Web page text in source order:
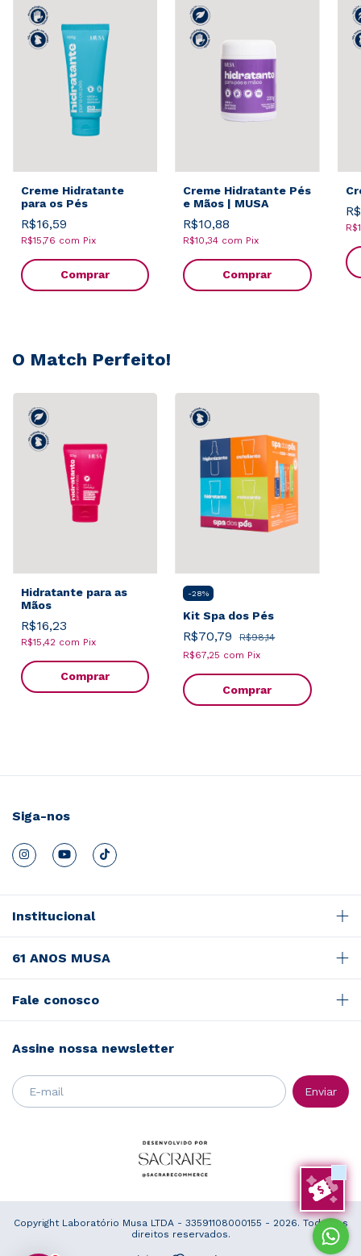
Creme Hidratante
para os Pés
R$16,59
R$15,76 com Pix
Comprar
Creme Hidratante Pés
e Mãos | MUSA
R$10,88
R$10,34 com Pix
Comprar
O Match Perfeito!
Hidratante para as
Mãos
R$16,23
R$15,42 com Pix
Comprar
-28%
Kit Spa dos Pés
R$70,79
R$98,14
R$67,25 com Pix
Siga-nos
Institucional
61 ANOS MUSA
Fale conosco
Assine nossa newsletter
Copyright Laboratório Musa LTDA - 33591108000155 - 2026. Todos os
direitos reservados.